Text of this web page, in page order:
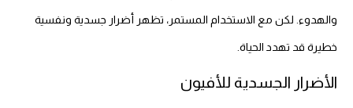
والهدوء. لكن مع الاستخدام المستمر، تظهر أضرار جسدية ونفسية
خطيرة قد تهدد الحياة.
الأضرار الجسدية للأفيون